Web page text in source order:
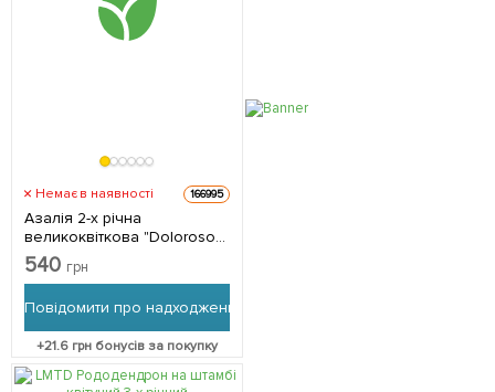
Немає в наявності 166995
Азалія 2-х річна
великоквіткова "Doloroso"
С3 висота 30-40см 1
саджанець в упаковці
540 грн
Повідомити про надходження
+21.6 грн бонусів за покупку